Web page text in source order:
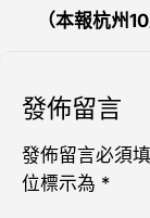
（本報杭州
發佈留言
發佈留言必須
位標示為 *